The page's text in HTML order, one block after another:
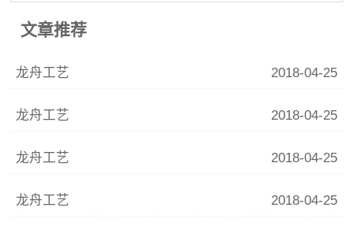
文章推荐
龙舟工艺 2018-04-25
龙舟工艺 2018-04-25
龙舟工艺 2018-04-25
龙舟工艺 2018-04-25